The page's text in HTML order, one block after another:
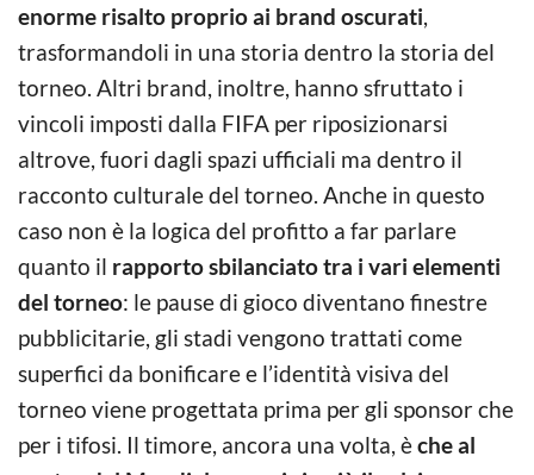
enorme risalto proprio ai brand oscurati,
trasformandoli in una storia dentro la storia del
torneo. Altri brand, inoltre, hanno sfruttato i
vincoli imposti dalla FIFA per riposizionarsi
altrove, fuori dagli spazi ufficiali ma dentro il
racconto culturale del torneo. Anche in questo
caso non è la logica del profitto a far parlare
quanto il rapporto sbilanciato tra i vari elementi
del torneo: le pause di gioco diventano finestre
pubblicitarie, gli stadi vengono trattati come
superfici da bonificare e l’identità visiva del
torneo viene progettata prima per gli sponsor che
per i tifosi. Il timore, ancora una volta, èche al